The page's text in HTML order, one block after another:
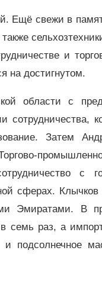
Ещё свежи в
и
на достигнутом.
области с
Затем
с
сферах.
Эмиратами. В
семь раз, а
подсолнечное